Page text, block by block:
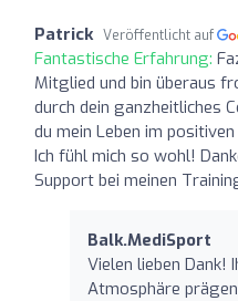
Patrick Veröffentlicht auf
Fantastische Erfahrung:
Mitglied und bin überaus
durch dein ganzheitliches
du mein Leben im
Ich fühl mich so wohl!
Support bei meinen
Balk.MediSport
Vielen lieben Dank!
Atmosphäre prägen